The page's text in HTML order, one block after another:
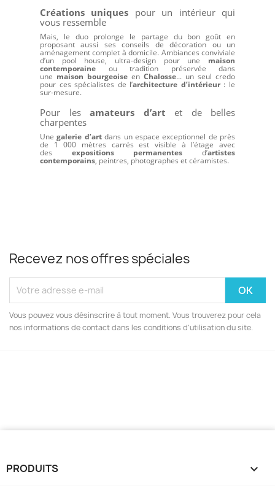
Créations uniques pour un intérieur qui
vous ressemble
Mais, le duo prolonge le partage du bon goût en
proposant aussi ses conseils de décoration ou un
aménagement complet à domicile. Ambiances conviviale
d’un pool house, ultra-design pour une maison
contemporaine ou tradition préservée dans
une maison bourgeoise en Chalosse... un seul credo
pour ces spécialistes de l’architecture d’intérieur: le
sur-mesure.
Pour les amateurs d’art et de belles
charpentes
Unegalerie d’artdans un espace exceptionnel de près
de 1 000 mètres carrés est visible à l’étage avec
des expositions permanentes d’artistes
contemporains, peintres, photographes et céramistes.
Recevez nos offres spéciales
Vous pouvez vous désinscrire à tout moment. Vous trouverez pour cela
nos informations de contact dans les conditions d'utilisation du site.
PRODUITS 